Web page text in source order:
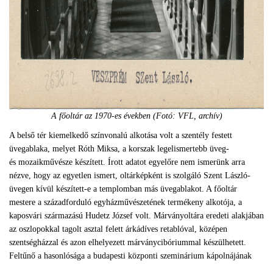
A főoltár az 1970-es években (Fotó: VFL, archív)
A belső tér kiemelkedő színvonalú alkotása volt a szentély festett
üvegablaka, melyet Róth Miksa, a korszak legelismertebb üveg-
és mozaikművésze készített. Írott adatot egyelőre nem ismerünk arra
nézve, hogy az egyetlen ismert, oltárképként is szolgáló Szent László-
üvegen kívül készített-e a templomban más üvegablakot. A főoltár
mestere a századforduló egyházművészetének termékeny alkotója, a
kaposvári származású Hudetz József volt. Márványoltára eredeti alakjában
az oszlopokkal tagolt asztal felett árkádíves retablóval, középen
szentségházzal és azon elhelyezett márványcibóriummal készülhetett.
Feltűnő a hasonlósága a budapesti központi szeminárium kápolnájának